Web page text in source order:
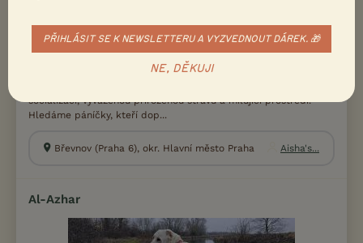
socializaci, vyváženou přirozenou stravu a milující prostředí.
Hledáme páníčky, kteří dop...
Břevnov (Praha 6), okr. Hlavní město Praha Aisha's...
Al-Azhar
PŘIHLÁSIT SE K NEWSLETTERU A VYZVEDNOUT DÁREK. 🎁
NE, DĚKUJI